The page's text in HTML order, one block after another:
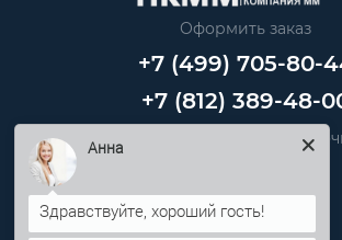
Оформить заказ
+7 (499) 705-80-
+7 (812) 389-48-
Звоните нам
Анна